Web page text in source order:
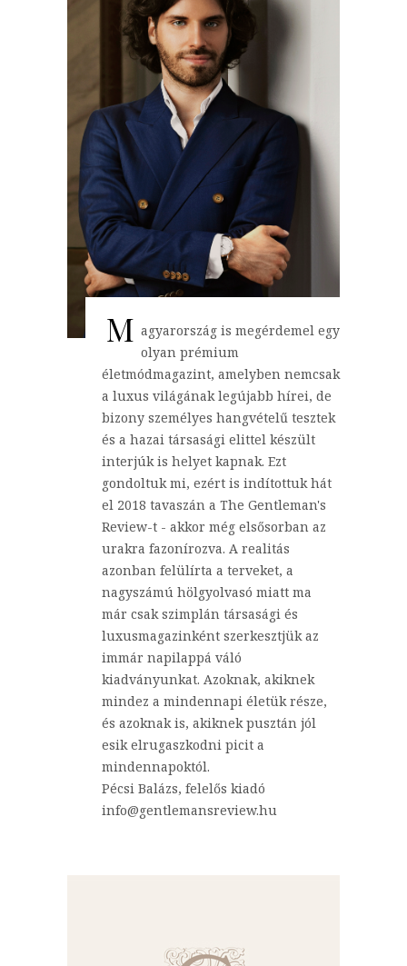
M agyarország is megérdemel egy
olyan prémium
életmódmagazint, amelyben nemcsak
a luxus világának legújabb hírei, de
bizony személyes hangvételű tesztek
és a hazai társasági elittel készült
interjúk is helyet kapnak. Ezt
gondoltuk mi, ezért is indítottuk hát
el 2018 tavaszán a The Gentleman's
Review-t - akkor még elsősorban az
urakra fazonírozva. A realitás
azonban felülírta a terveket, a
nagyszámú hölgyolvasó miatt ma
már csak szimplán társasági és
luxusmagazinként szerkesztjük az
immár napilappá váló
kiadványunkat. Azoknak, akiknek
mindez a mindennapi életük része,
és azoknak is, akiknek pusztán jól
esik elrugaszkodni picit a
mindennapoktól.
Pécsi Balázs, felelős kiadó
info@gentlemansreview.hu